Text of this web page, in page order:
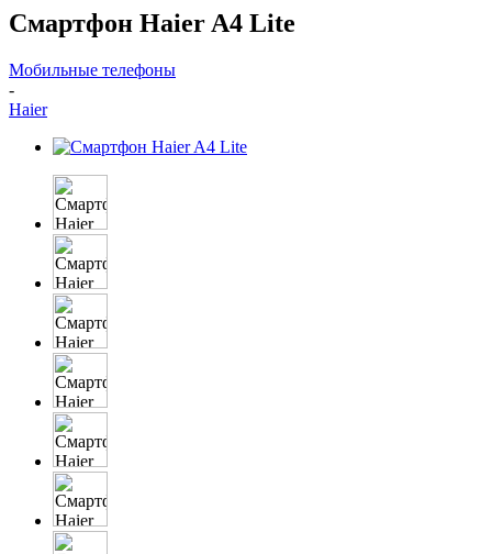
Смартфон Haier A4 Lite
Мобильные телефоны
-
Haier